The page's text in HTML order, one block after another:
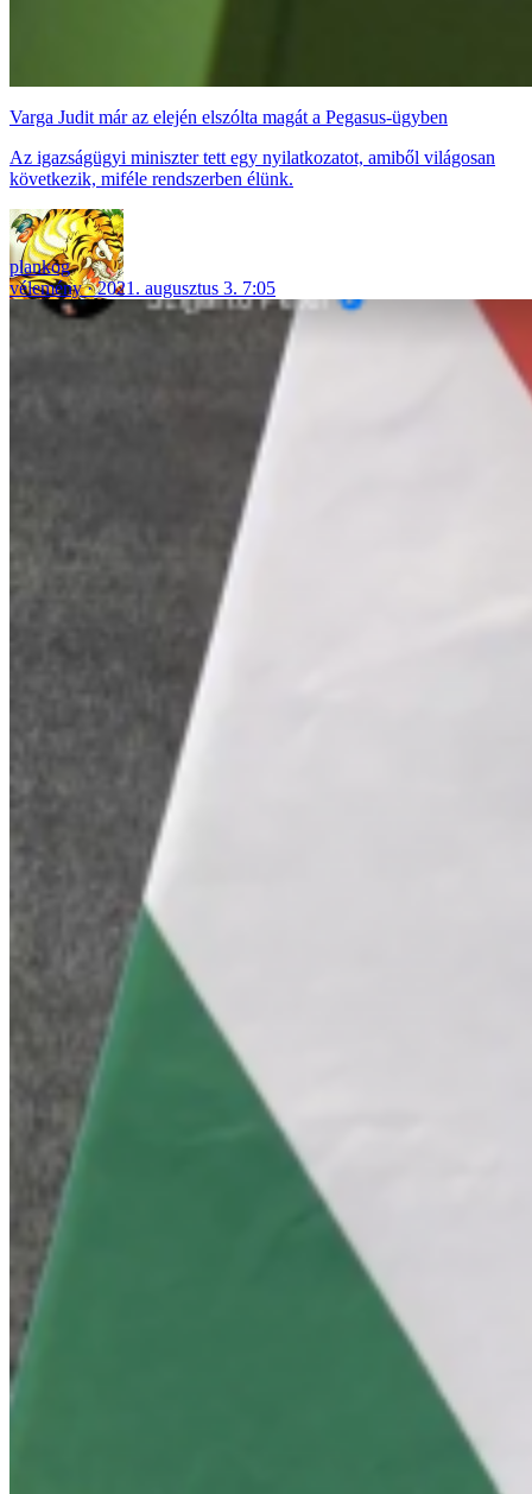
Varga Judit már az elején elszólta magát a Pegasus-ügyben
Az igazságügyi miniszter tett egy nyilatkozatot, amiből világosan
következik, miféle rendszerben élünk.
plankog
vélemény
2021. augusztus 3. 7:05